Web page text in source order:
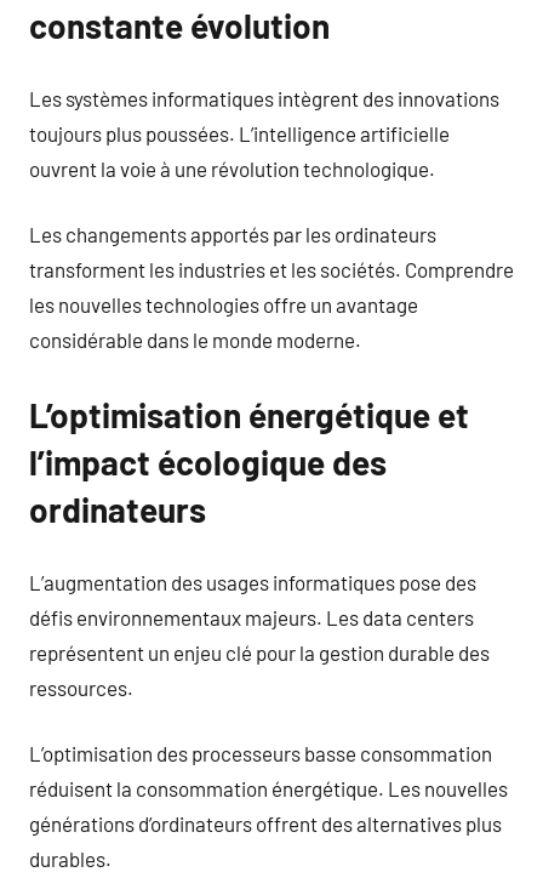
constante évolution
Les systèmes informatiques intègrent des innovations
toujours plus poussées. L’intelligence artificielle
ouvrent la voie à une révolution technologique.
Les changements apportés par les ordinateurs
transforment les industries et les sociétés. Comprendre
les nouvelles technologies offre un avantage
considérable dans le monde moderne.
L’optimisation énergétique et
l’impact écologique des
ordinateurs
L’augmentation des usages informatiques pose des
défis environnementaux majeurs. Les data centers
représentent un enjeu clé pour la gestion durable des
ressources.
L’optimisation des processeurs basse consommation
réduisent la consommation énergétique. Les nouvelles
générations d’ordinateurs offrent des alternatives plus
durables.